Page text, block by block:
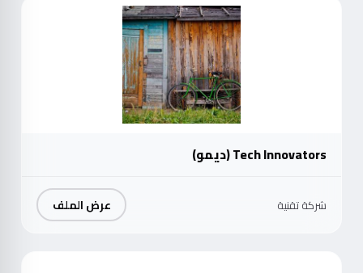
Tech Innovators (ديمو)
شركة تقنية عرض الملف